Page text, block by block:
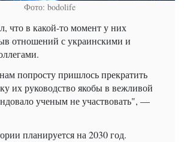
Фото: bodolife
что в какой-то момент у них
отношений с украинскими и
попросту пришлось прекратить
их руководство якобы в вежливой
ученым не участвовать", —
планируется на 2030 год.